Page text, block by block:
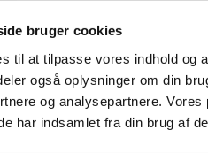
bruger cookies
til at tilpasse vores indhold og
også oplysninger om din
og analysepartnere.
har indsamlet fra din brug af